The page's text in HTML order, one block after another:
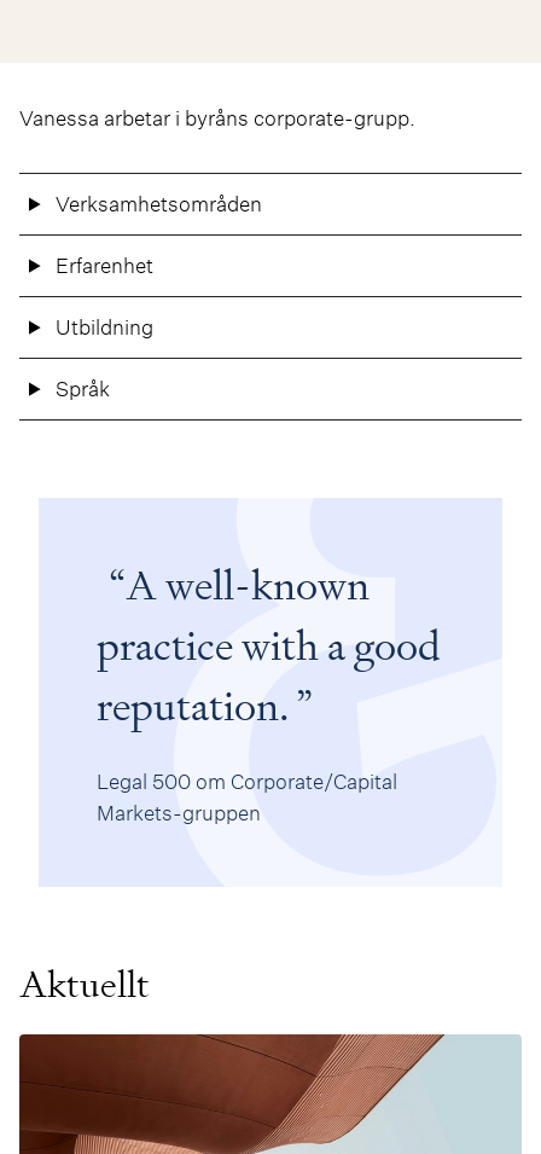
Vanessa arbetar i byråns corporate-grupp.
Verksamhetsområden
Erfarenhet
Utbildning
Språk
A well-known
practice with a good
reputation.
Legal 500 om Corporate/Capital
Markets-gruppen
Aktuellt